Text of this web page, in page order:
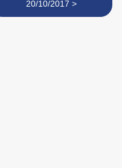
20/10/2017 >